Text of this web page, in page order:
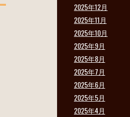
2025年12月
2025年11月
2025年10月
2025年9月
2025年8月
2025年7月
2025年6月
2025年5月
2025年4月